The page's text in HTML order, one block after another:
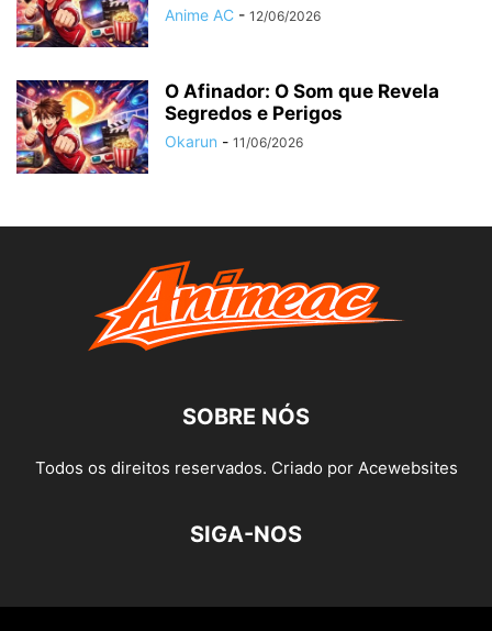
Anime AC - 12/06/2026
O Afinador: O Som que Revela
Segredos e Perigos
Okarun - 11/06/2026
SOBRE NÓS
Todos os direitos reservados. Criado por Acewebsites
SIGA-NOS